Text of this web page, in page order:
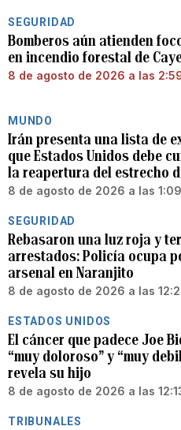
SEGURIDAD
Bomberos aún atienden
en incendio forestal de
8 de agosto de 2026 a las
MUNDO
Irán presenta una lista de
que Estados Unidos debe
la reapertura del estrecho
8 de agosto de 2026 a las
SEGURIDAD
Rebasaron una luz roja y
arrestados: Policía ocupa
arsenal en Naranjito
8 de agosto de 2026 a las
ESTADOS UNIDOS
El cáncer que padece Joe
“muy doloroso” y “muy
revela su hijo
8 de agosto de 2026 a las
TRIBUNALES